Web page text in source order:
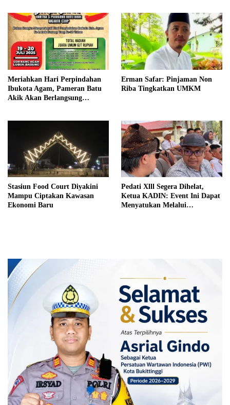
Meriahkan Hari Perpindahan
Ibukota Agam, Pameran Batu
Akik Akan Berlangsung
Erman Safar: Pinjaman Non
Riba Tingkatkan UMKM
Stasiun Food Court Diyakini
Mampu Ciptakan Kawasan
Ekonomi Baru
Pedati Xlll Segera Dihelat,
Ketua KADIN: Event Ini Dapat
Menyatukan Melalui